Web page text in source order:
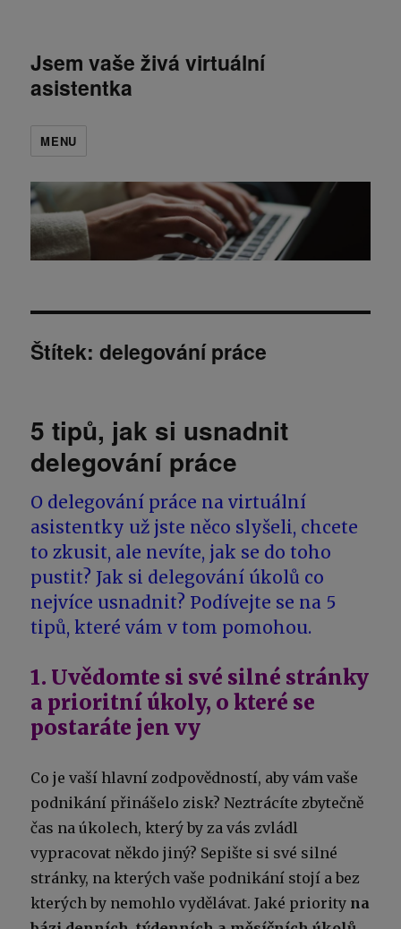
Jsem vaše živá virtuální
asistentka
MENU
Štítek:delegování práce
5 tipů, jak si usnadnit
delegování práce
O delegování práce na virtuální
asistentky už jste něco slyšeli, chcete
to zkusit, ale nevíte, jak se do toho
pustit? Jak si delegování úkolů co
nejvíce usnadnit? Podívejte se na 5
tipů, které vám v tom pomohou.
1. Uvědomte si své silné stránky
a prioritní úkoly, o které se
postaráte jen vy
Co je vaší hlavní zodpovědností, aby vám vaše
podnikání přinášelo zisk? Neztrácíte zbytečně
čas na úkolech, který by za vás zvládl
vypracovat někdo jiný? Sepište si své silné
stránky, na kterých vaše podnikání stojí a bez
kterých by nemohlo vydělávat. Jaké priority na